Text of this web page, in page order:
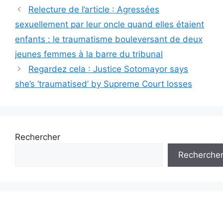
Navigation
des
Relecture de l’article : Agressées
sexuellement par leur oncle quand elles étaient
enfants : le traumatisme bouleversant de deux
jeunes femmes à la barre du tribunal
Regardez cela : Justice Sotomayor says
she’s ‘traumatised’ by Supreme Court losses
Rechercher
Rechercher